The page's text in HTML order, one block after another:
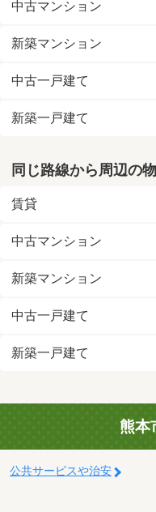
中古マンション
新築マンション
中古一戸建て
新築一戸建て
同じ路線から周辺の
賃貸
中古マンション
新築マンション
中古一戸建て
新築一戸建て
熊本
公共サービスや治安